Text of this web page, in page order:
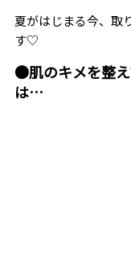
夏がはじまる今、取
す♡
●肌のキメを整
は…